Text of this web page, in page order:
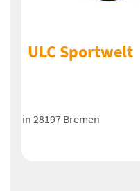
ULC Sportwelt
in 28197 Bremen